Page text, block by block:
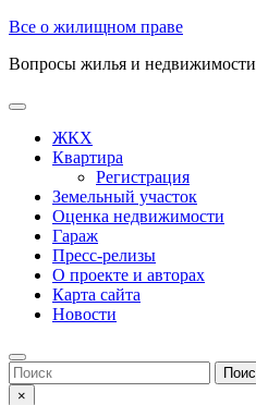
Skip
content
Все о жилищном праве
Вопросы жилья и недвижимости
Open
ButtonЖКХ
Квартира
Регистрация
Земельный участок
Оценка недвижимости
Гараж
Пресс-релизы
О проекте и авторах
Карта сайта
Новости
Close
Button
Search
for:
×